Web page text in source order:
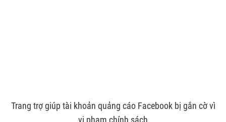
Trang trợ giúp tài khoản quảng cáo Facebook bị gắn cờ vì
vi phạm chính sách